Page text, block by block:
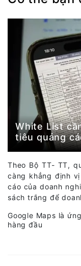
White List
tiêu quảng
Theo Bộ TT- TT,
càng khẳng định
cáo của doanh
sách trắng để
Google Maps là
hàng đầu